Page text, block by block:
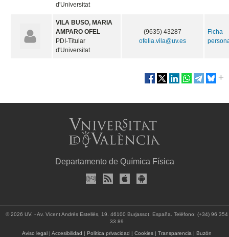
d'Universitat
VILA BUSO, MARIA
AMPARO OFEL
PDI-Titular
d'Universitat
(9635) 43287
ofelia.vila@uv.es
Ficha
Departamento de Química Física
© 2026 UV. - Av. Vicent Andrés Estellés, 19. 46100 Burjassot. España. Teléfono: (+34) 96 354
33 89
Aviso legal |Accesibilidad |Política privacidad |Cookies |Transparencia |Buzón